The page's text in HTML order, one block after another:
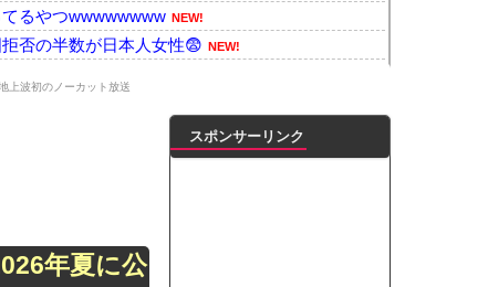
るやつwwwwwwww NEW!
否の半数が日本人女性😨 NEW!
、全身麻痺へ…「死んだほうが良い」 NEW!
自動車に軽油を入れる… NEW!
金がない。このままでは国連が完全崩壊す...
のアニソン盆踊りに痛烈批判「日本の品格...
上波初のノーカット放送
年夏に公
スポンサーリンク